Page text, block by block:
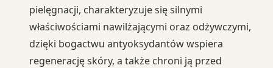
pielęgnacji, charakteryzuje się silnymi
właściwościami nawilżającymi oraz odżywczymi,
dzięki bogactwu antyoksydantów wspiera
regenerację skóry, a także chroni ją przed